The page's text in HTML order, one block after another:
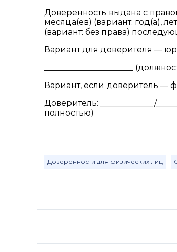
Доверенность выдана с
месяца(ев) (вариант: год(а),
(вариант: без права)
Вариант для доверителя —
______________________
Вариант, если доверитель —
Доверитель: _____________/
полностью)
Доверенности для физических лиц